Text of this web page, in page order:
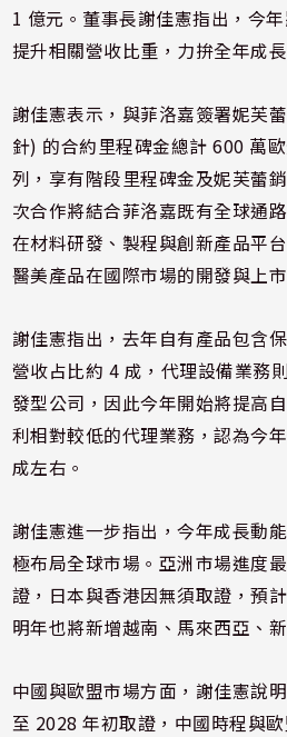
1 億元。董事長謝佳憲指出，今
提升相關營收比重，力拚全年成長
謝佳憲表示，與菲洛嘉簽署妮芙
針) 的合約里程碑金總計 600 萬
列，享有階段里程碑金及妮芙蕾
次合作將結合菲洛嘉既有全球通
在材料研發、製程與創新產品平
醫美產品在國際市場的開發與上市
謝佳憲指出，去年自有產品包含
營收占比約 4 成，代理設備業務
發型公司，因此今年開始將提高
利相對較低的代理業務，認為今
成左右。
謝佳憲進一步指出，今年成長動
極布局全球市場。亞洲市場進度
證，日本與香港因無須取證，預
明年也將新增越南、馬來西亞、
中國與歐盟市場方面，謝佳憲說
至 2028 年初取證，中國時程與